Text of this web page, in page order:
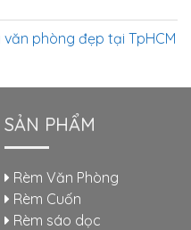
phòng đẹp tại TpHCM
SẢN PHẨM
Rèm Văn Phòng
Rèm Cuốn
Rèm sáo dọc